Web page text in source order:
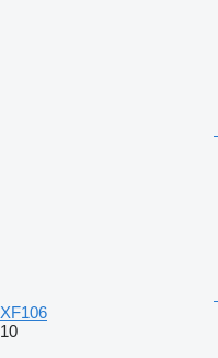
XF106
10